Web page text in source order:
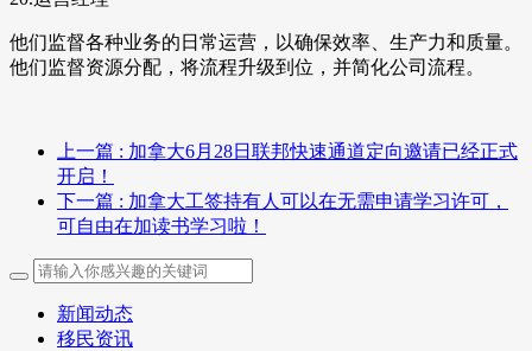
他们监督各种业务的日常运营，以确保效率、生产力和质量。
他们监督资源分配，将流程升级到位，并简化公司流程。
上一篇 : 加拿大6月28日联邦快速通道定向邀请已经正式
开启！
下一篇 : 加拿大工签持有人可以在无需申请学习许可，
可自由在加读书学习啦！
新闻动态
移民资讯